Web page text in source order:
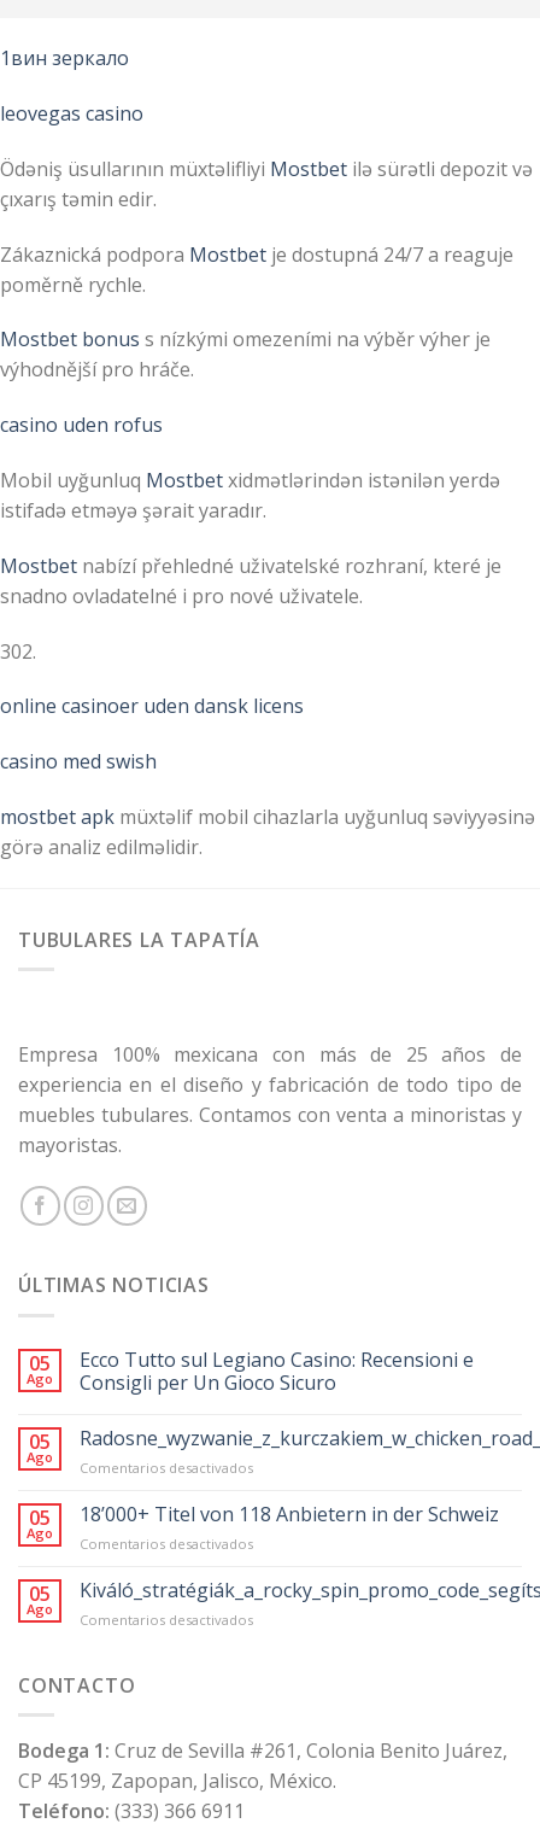
1вин зеркало
leovegas casino
Ödəniş üsullarının müxtəlifliyi Mostbet ilə sürətli depozit və
çıxarış təmin edir.
Zákaznická podpora Mostbet je dostupná 24/7 a reaguje
poměrně rychle.
Mostbet bonus s nízkými omezeními na výběr výher je
výhodnější pro hráče.
casino uden rofus
Mobil uyğunluq Mostbetxidmətlərindən istənilən yerdə
istifadə etməyə şərait yaradır.
Mostbet nabízí přehledné uživatelské rozhraní, které je
snadno ovladatelné i pro nové uživatele.
302.
online casinoer uden dansk licens
casino med swish
mostbet apk müxtəlif mobil cihazlarla uyğunluq səviyyəsinə
görə analiz edilməlidir.
TUBULARES LA TAPATÍA
Empresa 100% mexicana con más de 25 años de
experiencia en el diseño y fabricación de todo tipo de
muebles tubulares. Contamos con venta a minoristas y
mayoristas.
ÚLTIMAS NOTICIAS
05
Ago
Ecco Tutto sul Legiano Casino: Recensioni e
Consigli per Un Gioco Sicuro
05
Ago
Comentarios desactivadosen
05
Ago
18’000+ Titel von 118 Anbietern in der Schweiz
Comentarios desactivadosen
Titel
von
118
05
Ago
Comentarios desactivadosen
CONTACTO
Bodega 1: Cruz de Sevilla #261, Colonia Benito Juárez,
CP 45199, Zapopan, Jalisco, México.
Teléfono: (333) 366 6911